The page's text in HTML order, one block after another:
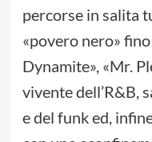
percorse in salita
«povero nero»
Dynamite», «Mr.
vivente dell’R&B,
e del funk ed,